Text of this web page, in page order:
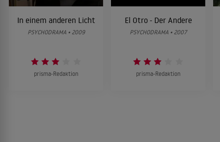
In einem anderen Licht
PSYCHODRAMA • 2009
prisma-Redaktion
El Otro - Der Andere
PSYCHODRAMA • 2007
prisma-Redaktion